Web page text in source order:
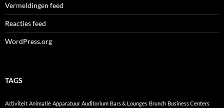
Vermeldingen feed
Reacties feed
WordPress.org
TAGS
Activiteit Animatie Apparatuur Auditorium Bars & Lounges Brunch Business Centers